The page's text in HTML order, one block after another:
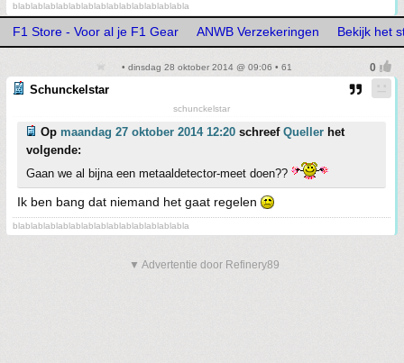
blablablablablablablablablablablablablabla
F1 Store - Voor al je F1 Gear ANWB Verzekeringen Bekijk het
• dinsdag 28 oktober 2014 @ 09:06 • 61
Schunckelstar
schunckelstar
Op maandag 27 oktober 2014 12:20 schreef Queller het
volgende:
Gaan we al bijna een metaaldetector-meet doen??
Ik ben bang dat niemand het gaat regelen
blablablablablablablablablablablablablabla
▼ Advertentie door Refinery89